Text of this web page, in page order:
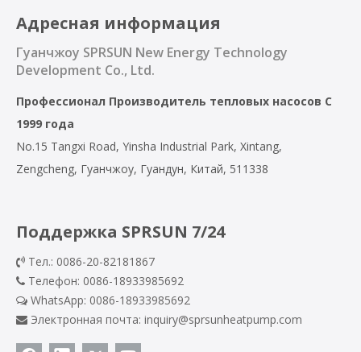
Адресная информация
Гуанчжоу SPRSUN New Energy Technology
Development Co., Ltd.
Профессионал Производитель тепловых насосов С
1999 года
No.15 Tangxi Road, Yinsha Industrial Park, Xintang,
Zengcheng, Гуанчжоу, Гуандун, Китай, 511338
Поддержка SPRSUN 7/24
 Тел.: 0086-20-82181867
 Телефон: 0086-18933985692
 WhatsApp: 0086-18933985692
 Электронная почта: inquiry@sprsunheatpump.com